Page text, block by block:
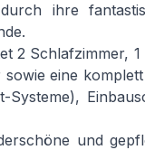
ihre
2 Schlafzimmer,
eine
und